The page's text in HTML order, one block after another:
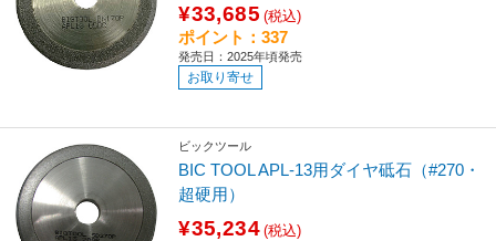
¥33,685 (税込)
ポイント：337
発売日：2025年頃発売
お取り寄せ
ビックツール
BIC TOOL APL-13用ダイヤ砥石（#270・
超硬用）
¥35,234 (税込)